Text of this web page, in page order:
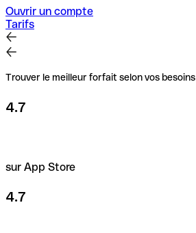
Ouvrir un compte
Tarifs
Trouver le meilleur forfait selon vos besoins
4.7
sur App Store
4.7